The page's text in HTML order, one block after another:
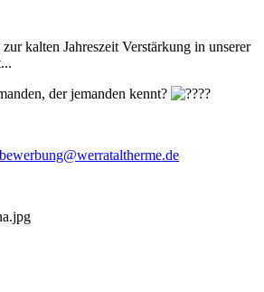
kalten Jahreszeit Verstärkung in unserer
der jemanden kennt?
bewerbung@werrataltherme.de